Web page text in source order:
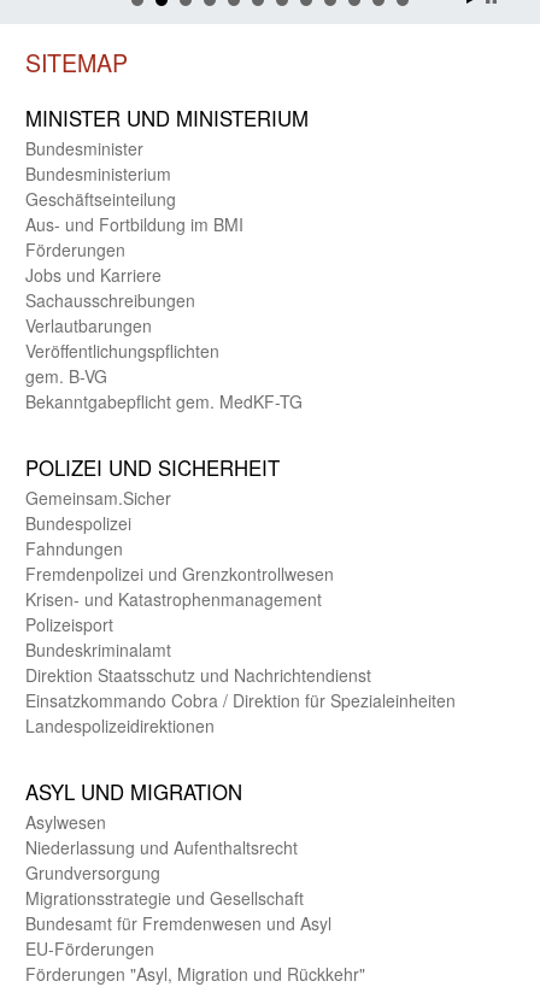
SITEMAP
MINISTER UND MINIST­ERIUM
Bundes­minister
Bundes­ministerium
Geschäfts­einteilung
Aus- und Fortbildung im BMI
Förderungen
Jobs und Karriere
Sachaus­schreibungen
Verlautbarungen
Veröffentlichungspflichten
gem. B-VG
Bekanntgabepflicht gem. MedKF-TG
POLIZEI UND SICHER­HEIT
Gemein­sam.Sicher
Bundes­polizei
Fahndungen
Fremdenpolizei und Grenzkontrollwesen
Krisen- und Katastrophen­management
Polizeisport
Bundes­kriminal­amt
Direktion Staats­schutz und Nach­richten­dienst
Einsatz­kommando Cobra / Direktion für Spezialeinheiten
Landes­polizei­direk­tionen
ASYL UND MIGRA­TION
Asyl­wesen
Nieder­lassung und Aufent­halts­recht
Grund­versorgung
Migrations­strategie und Gesell­schaft
Bundes­amt für Fremden­wesen und Asyl
EU-Förde­rungen
Förderungen "Asyl, Migration und Rückkehr"